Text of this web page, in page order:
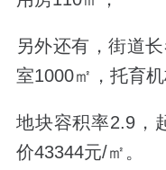
另外还有，街道
室1000㎡，托育
地块容积率2.9 ，
价43344元/㎡。